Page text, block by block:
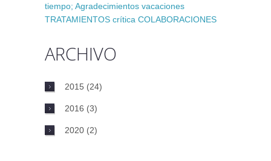
tiempo; Agradecimientos vacaciones
TRATAMIENTOS crítica COLABORACIONES
ARCHIVO
2015 (24)
2016 (3)
2020 (2)